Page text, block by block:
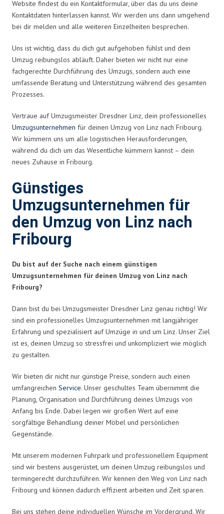
Website findest du ein Kontaktformular, über das du uns deine
Kontaktdaten hinterlassen kannst. Wir werden uns dann umgehend
bei dir melden und alle weiteren Einzelheiten besprechen.
Uns ist wichtig, dass du dich gut aufgehoben fühlst und dein
Umzug reibungslos abläuft. Daher bieten wir nicht nur eine
fachgerechte Durchführung des Umzugs, sondern auch eine
umfassende Beratung und Unterstützung während des gesamten
Prozesses.
Vertraue auf Umzugsmeister Dresdner Linz, dein professionelles
Umzugsunternehmen für deinen Umzug von Linz nach Fribourg.
Wir kümmern uns um alle logistischen Herausforderungen,
während du dich um das Wesentliche kümmern kannst – dein
neues Zuhause in Fribourg.
Günstiges
Umzugsunternehmen für
den Umzug von Linz nach
Fribourg
Du bist auf der Suche nach einem günstigen
Umzugsunternehmen für deinen Umzug von Linz nach
Fribourg?
Dann bist du bei Umzugsmeister Dresdner Linz genau richtig! Wir
sind ein professionelles Umzugsunternehmen mit langjähriger
Erfahrung und spezialisiert auf Umzüge in und um Linz. Unser Ziel
ist es, deinen Umzug so stressfrei und unkompliziert wie möglich
zu gestalten.
Wir bieten dir nicht nur günstige Preise, sondern auch einen
umfangreichen Service. Unser geschultes Team übernimmt die
Planung, Organisation und Durchführung deines Umzugs von
Anfang bis Ende. Dabei legen wir großen Wert auf eine
sorgfältige Behandlung deiner Möbel und persönlichen
Gegenstände.
Mit unserem modernen Fuhrpark und professionellem Equipment
sind wir bestens ausgerüstet, um deinen Umzug reibungslos und
termingerecht durchzuführen. Wir kennen den Weg von Linz nach
Fribourg und können dadurch effizient arbeiten und Zeit sparen.
Bei uns stehen deine individuellen Wünsche im Vordergrund. Wir